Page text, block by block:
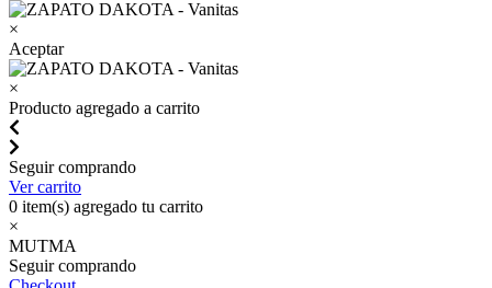
×
Aceptar
×
Producto agregado a carrito
Seguir comprando
Ver carrito
0 item(s) agregado tu carrito
×
MUTMA
Seguir comprando